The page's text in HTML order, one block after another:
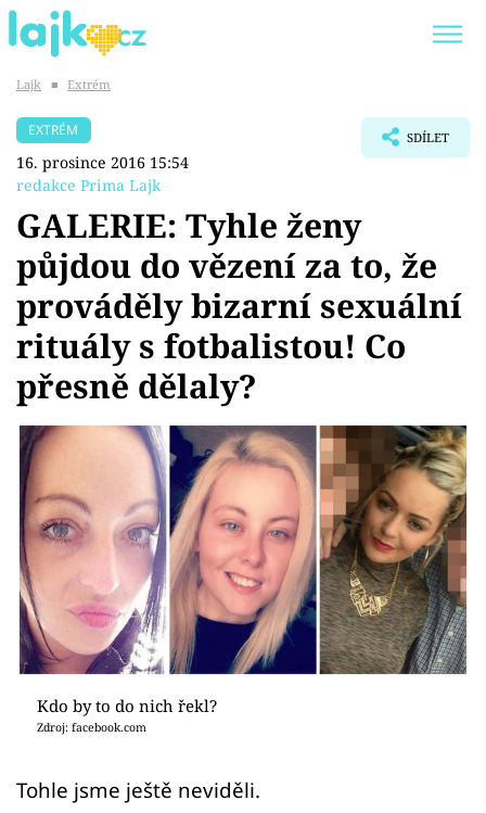
SHOPAHOLICADEL
Témata
Showbyznys
Youtubeři
Virály
Sex a vztahy
Videa
Sledujte prima+
Přihlášení
Lajk ■ Extrém
EXTRÉM
16. prosince 2016 15:54
redakce Prima Lajk
SDÍLET
GALERIE: Tyhle ženy
půjdou do vězení za to, že
prováděly bizarní sexuální
rituály s fotbalistou! Co
přesně dělaly?
Kdo by to do nich řekl?
Zdroj: facebook.com
Tohle jsme ještě neviděli.